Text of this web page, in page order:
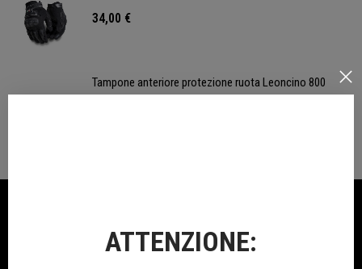
34,00 €
Tampone anteriore protezione ruota Leoncino 800
ATTENZIONE: